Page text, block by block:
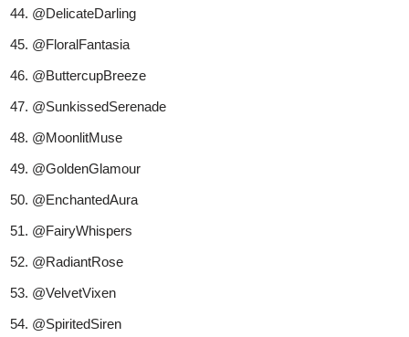
@DelicateDarling
@FloralFantasia
@ButtercupBreeze
@SunkissedSerenade
@MoonlitMuse
@GoldenGlamour
@EnchantedAura
@FairyWhispers
@RadiantRose
@VelvetVixen
@SpiritedSiren